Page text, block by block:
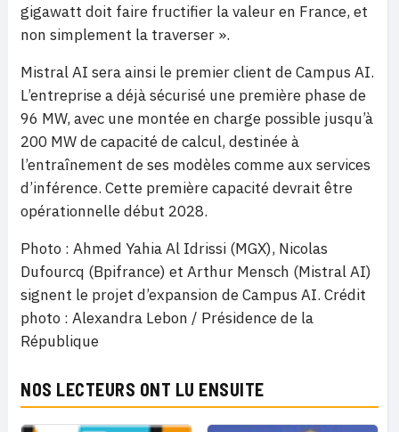
gigawatt doit faire fructifier la valeur en France, et
non simplement la traverser ».
Mistral AI sera ainsi le premier client de Campus AI.
L’entreprise a déjà sécurisé une première phase de
96 MW, avec une montée en charge possible jusqu’à
200 MW de capacité de calcul, destinée à
l’entraînement de ses modèles comme aux services
d’inférence. Cette première capacité devrait être
opérationnelle début 2028.
Photo : Ahmed Yahia Al Idrissi (MGX), Nicolas
Dufourcq (Bpifrance) et Arthur Mensch (Mistral AI)
signent le projet d’expansion de Campus AI. Crédit
photo : Alexandra Lebon / Présidence de la
République
NOS LECTEURS ONT LU ENSUITE